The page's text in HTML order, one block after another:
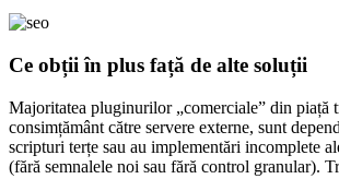
Ce obții în plus față de alte soluții
Majoritatea pluginurilor „comerciale” din piață
consimțământ către servere externe, sunt
scripturi terțe sau au implementări incomplete
(fără semnalele noi sau fără control granular).